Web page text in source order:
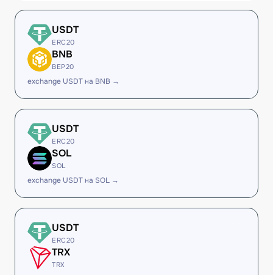
USDT
ERC20
BNB
BEP20
exchange USDT на BNB →
USDT
ERC20
SOL
SOL
exchange USDT на SOL →
USDT
ERC20
TRX
TRX